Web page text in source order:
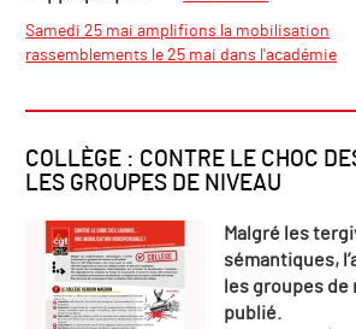
Samedi 25 mai amplifions la mobilisation
rassemblements le 25 mai dans l'académie
COLLÈGE : CONTRE LE CHOC
LES GROUPES DE NIVEAU
Malgré les
sémantiques,
les groupes de
publié.